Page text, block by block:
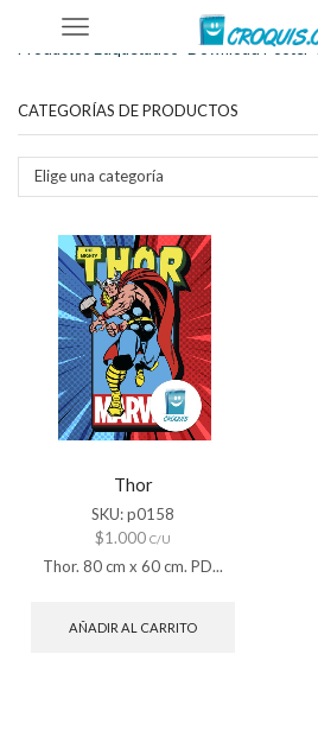
Tienda
Productos Etiquetados “download Poster
CATEGORÍAS DE PRODUCTOS
Elige una categoría
Thor
SKU:p0158
$1.000 C/U
Thor. 80 cm x 60 cm. PD...
AÑADIR AL CARRITO